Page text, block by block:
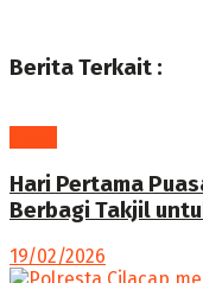
Berita Terkait :
Hari Pertama
Berbagi Takjil
19/02/2026